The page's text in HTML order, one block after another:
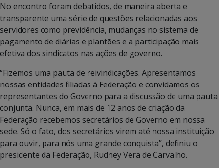
No encontro foram debatidos, de maneira aberta e
transparente uma série de questões relacionadas aos
servidores como previdência, mudanças no sistema de
pagamento de diárias e plantões e a participação mais
efetiva dos sindicatos nas ações de governo.
“Fizemos uma pauta de reivindicações. Apresentamos
nossas entidades filiadas à Federação e convidamos os
representantes do Governo para a discussão de uma pauta
conjunta. Nunca, em mais de 12 anos de criação da
Federação recebemos secretários de Governo em nossa
sede. Só o fato, dos secretários virem até nossa instituição
para ouvir, para nós uma grande conquista”, definiu o
presidente da Federação, Rudney Vera de Carvalho.